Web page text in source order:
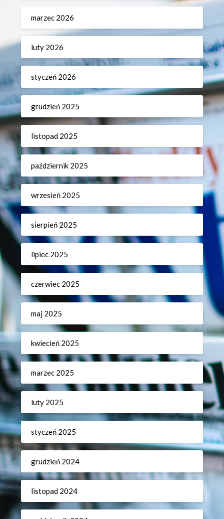
marzec 2026
luty 2026
styczeń 2026
grudzień 2025
listopad 2025
październik 2025
wrzesień 2025
sierpień 2025
lipiec 2025
czerwiec 2025
maj 2025
kwiecień 2025
marzec 2025
luty 2025
styczeń 2025
grudzień 2024
listopad 2024